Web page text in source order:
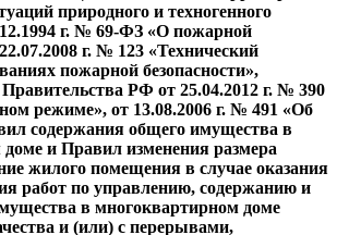
природного и техногенного
г. № 69-ФЗ «О пожарной
г. № 123 «Технический
пожарной безопасности»,
Правительства РФ от 25.04.2012 г. № 390
режиме», от 13.08.2006 г. № 491 «Об
содержания общего имущества в
и Правил изменения размера
жилого помещения в случае оказания
работ по управлению, содержанию и
в многоквартирном доме
и (или) с перерывами,